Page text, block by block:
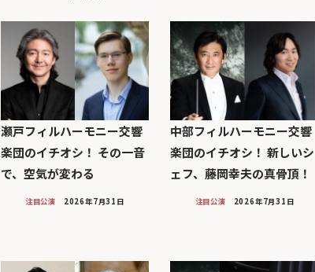
瀬戸フィルハーモニー交響
楽団のイチオシ！ その一音
で、空気が変わる
注目公演 2026年7月31日
中部フィルハーモニー交響
楽団のイチオシ！ 新しいシ
ェフ、藤岡幸夫の真骨頂！
注目公演 2026年7月31日